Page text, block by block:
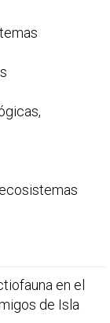
en el
de Isla